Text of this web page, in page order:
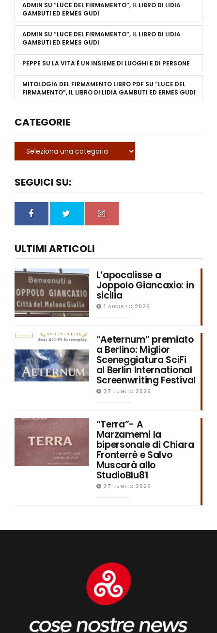
ADMIN SU “LUCE DEL FIRMAMENTO”, IL LIBRO DI LIDIA
GAMBUTI ED ERMES GUDI
ADMIN SU “LUCE DEL FIRMAMENTO”, IL LIBRO DI LIDIA
GAMBUTI ED ERMES GUDI
PEPPE SU LA VITA È UN INSIEME DI LUOGHI E DI PERSONE
MITOLOGIA DEL FIRMAMENTO LIBRO PDF SU “LUCE DEL
FIRMAMENTO”, IL LIBRO DI LIDIA GAMBUTI ED ERMES GUDI
CATEGORIE
SEGUICI SU:
ULTIMI ARTICOLI
L’apocalisse a
Joppolo Giancaxio: in
sicilia
1 AGOSTO 2026
“Aeternum” premiato
a Berlino: Miglior
Sceneggiatura SciFi
al Berlin International
Screenwriting Festival
27 LUGLIO 2026
“Terra”- A
Marzamemi la
bipersonale di Chiara
Fronterrè e Salvo
Muscarà allo
StudioBlu81
27 LUGLIO 2026